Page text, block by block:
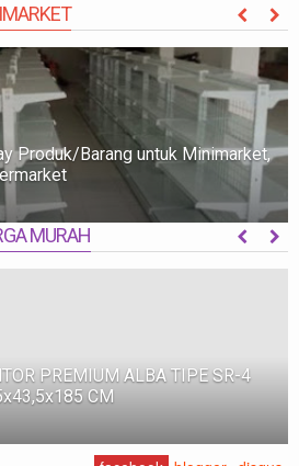
MORE
Produk/Barang untuk Minimarket,
MURAH MORE
PREMIUM ALBA TIPE SR-4
CM